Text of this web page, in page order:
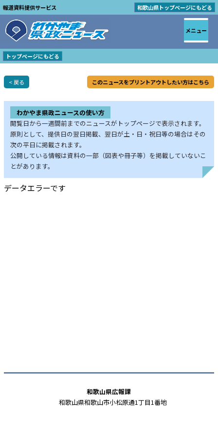
報道資料提供サービス 和歌山県トップページにもどる
トップページにもどる
< 戻る このニュースをプリントアウトしたい方はこちら
わかやま県政ニュースの使い方
閲覧日から一週間前までのニュースがトップページで表示されます。
原則として、提供日の翌日掲載、翌日が土・日・祝日等の場合はその
次の平日に掲載されます。
公開している情報は資料の一部（図表や冊子等）を掲載していないこ
とがあります。
データエラーです
メニュー
和歌山県広報課
和歌山県和歌山市小松原通1丁目1番地